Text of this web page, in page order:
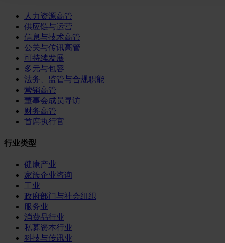
人力资源高管
供应链与运营
信息与技术高管
公关与传讯高管
可持续发展
多元与包容
法务、监管与合规职能
营销高管
董事会成员寻访
财务高管
首席执行官
行业类型
健康产业
家族企业咨询
工业
政府部门与社会组织
服务业
消费品行业
私募资本行业
科技与传讯业